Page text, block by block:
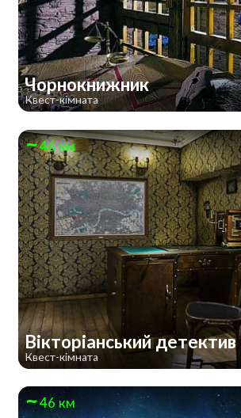
Чорнокнижник
Квест-кімната
46 км
Вікторіанський детектив
Квест-кімната
46 км